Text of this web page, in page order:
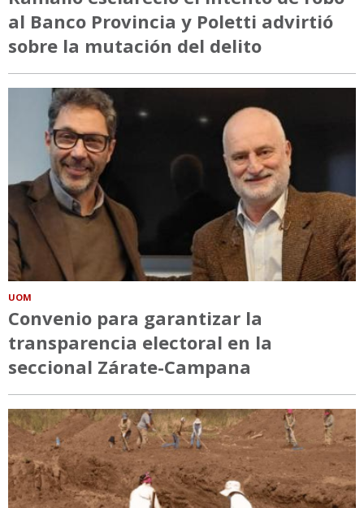
al Banco Provincia y Poletti advirtió
sobre la mutación del delito
UOM
Convenio para garantizar la
transparencia electoral en la
seccional Zárate-Campana